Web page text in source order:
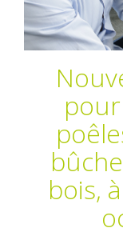
bois,